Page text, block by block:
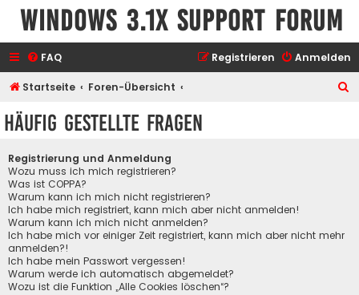
Windows 3.1x Support Forum
FAQ Anmelden
Registrieren
Startseite Foren-Übersicht
Häufig gestellte Fragen
Registrierung und Anmeldung
Wozu muss ich mich registrieren?
Was ist COPPA?
Warum kann ich mich nicht registrieren?
Ich habe mich registriert, kann mich aber nicht anmelden!
Warum kann ich mich nicht anmelden?
Ich habe mich vor einiger Zeit registriert, kann mich aber nicht mehr
anmelden?!
Ich habe mein Passwort vergessen!
Warum werde ich automatisch abgemeldet?
Wozu ist die Funktion „Alle Cookies löschen“?